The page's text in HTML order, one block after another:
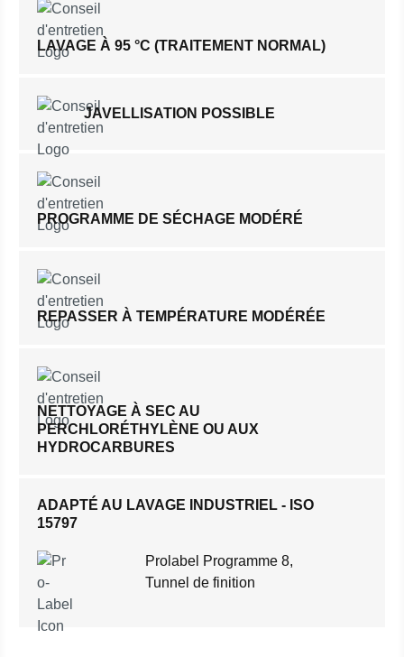
LAVAGE À 95 °C (TRAITEMENT NORMAL)
JAVELLISATION POSSIBLE
PROGRAMME DE SÉCHAGE MODÉRÉ
REPASSER À TEMPÉRATURE MODÉRÉE
NETTOYAGE À SEC AU
PERCHLORÉTHYLÈNE OU AUX
HYDROCARBURES
ADAPTÉ AU LAVAGE INDUSTRIEL - ISO
15797
Prolabel Programme 8,
Tunnel de finition